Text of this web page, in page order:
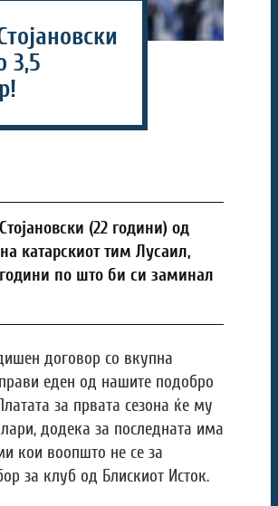
3,5
(22 години) од
катарскиот тим Лусаил,
по што би си заминал
договор со вкупна
еден од нашите подобро
за првата сезона ќе му
додека за последната има
кои воопшто не се за
за клуб од Блискиот Исток.